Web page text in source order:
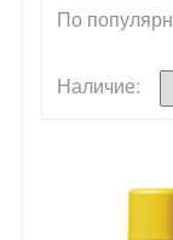
По
Наличие: